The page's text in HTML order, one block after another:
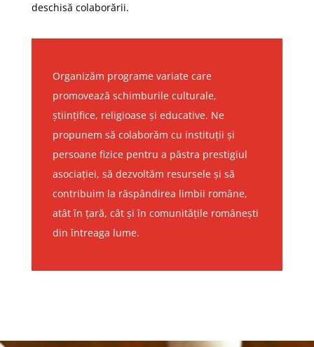
deschisă colaborării.
Organizăm programe variate care
promovează schimburile culturale,
științifice, religioase și educative. Ne
propunem să colaborăm cu instituții și
persoane fizice pentru a păstra prestigiul
asociației, să dezvoltăm resursele și să
contribuim la răspândirea limbii române,
atât în țară, cât și în comunitățile românești
din întreaga lume.